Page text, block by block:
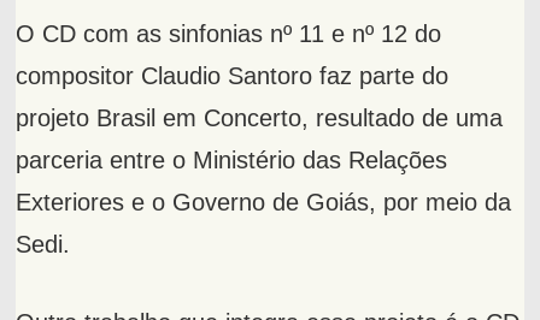
O CD com as sinfonias nº 11 e nº 12 do
compositor Claudio Santoro faz parte do
projeto Brasil em Concerto, resultado de uma
parceria entre o Ministério das Relações
Exteriores e o Governo de Goiás, por meio da
Sedi.